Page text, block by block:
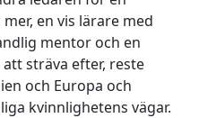
en vis lärare med
mentor och en
sträva efter, reste
och Europa och
kvinnlighetens vägar.